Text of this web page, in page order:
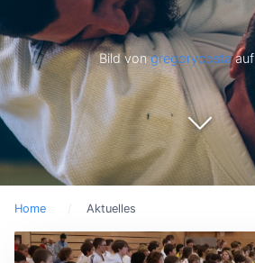
Bild vongregorycostaauf
Home Aktuelles